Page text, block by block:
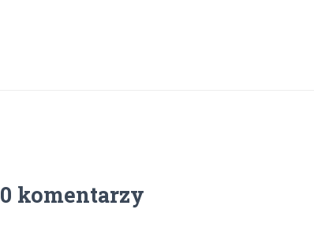
0 komentarzy